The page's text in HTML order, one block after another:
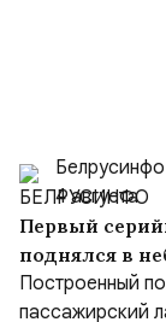
Белрусинфо
4 августа
Первый
поднялся в
Построенный
пассажирский